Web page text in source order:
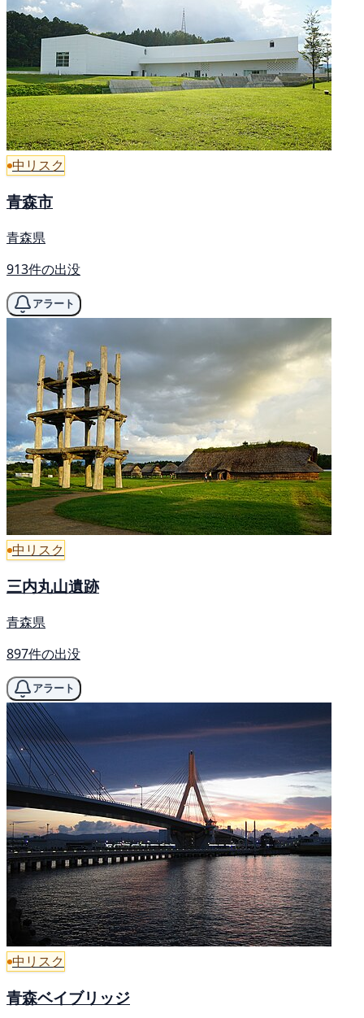
中リスク
青森市
青森県
913件の出没
アラート
中リスク
三内丸山遺跡
青森県
897件の出没
アラート
中リスク
青森ベイブリッジ